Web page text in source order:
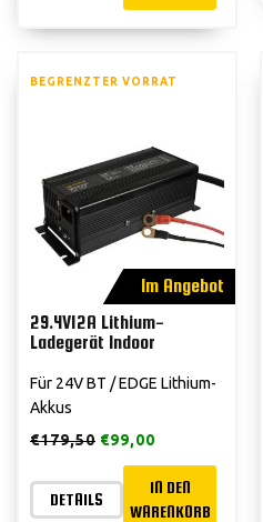
BEGRENZTER VORRAT
Im Angebot
29.4V12A Lithium-
Ladegerät Indoor
Für 24V BT / EDGE Lithium-
Akkus
€179,50 €99,00
DETAILS
IN DEN
WARENKORB